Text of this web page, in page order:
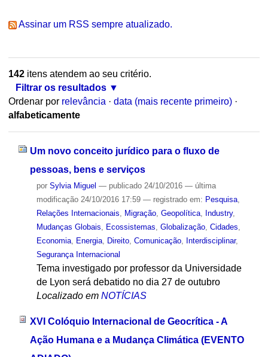
Assinar um RSS sempre atualizado.
142itens atendem ao seu critério.
Filtrar os resultados
Ordenar por relevância · data (mais recente primeiro) ·
alfabeticamente
Um novo conceito jurídico para o fluxo de
pessoas, bens e serviços
por Sylvia Miguel — publicado24/10/2016 — última
modificação24/10/2016 17:59 — registrado em: Pesquisa,
Relações Internacionais
Migração, Geopolítica, Industry,
Mudanças Globais
Ecossistemas Globalização, Cidades
Economia, Energia, Direito, Comunicação, Interdisciplinar,
Segurança Internacional
Tema investigado por professor da Universidade
de Lyon será debatido no dia 27 de outubro
Localizado em NOTÍCIAS
XVI Colóquio Internacional de Geocrítica - A
Ação Humana e a Mudança Climática (EVENTO